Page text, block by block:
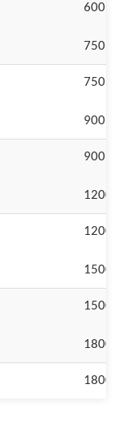
600
750
750
900
900
1200
1200
1500
1500
1800
1800